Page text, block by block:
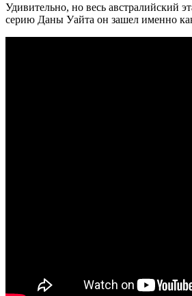
Удивительно, но весь австралийский
серию Даны Уайта он зашел именно